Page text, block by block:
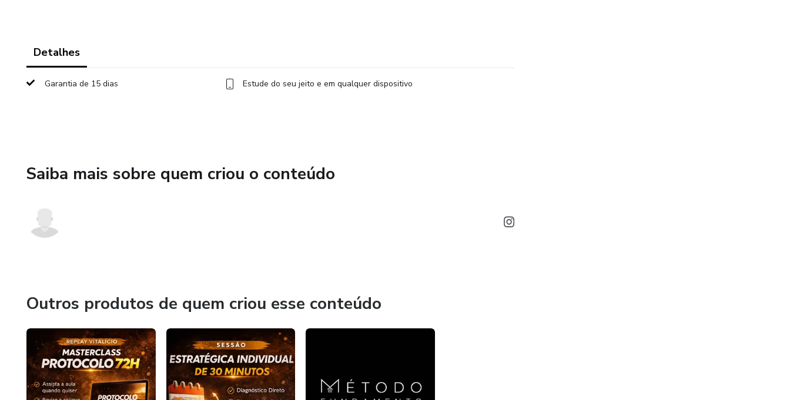
Detalhes
Garantia de 15 dias Estude do seu jeito e em qualquer dispositivo
Saiba mais sobre quem criou o conteúdo
Outros produtos de quem criou esse conteúdo